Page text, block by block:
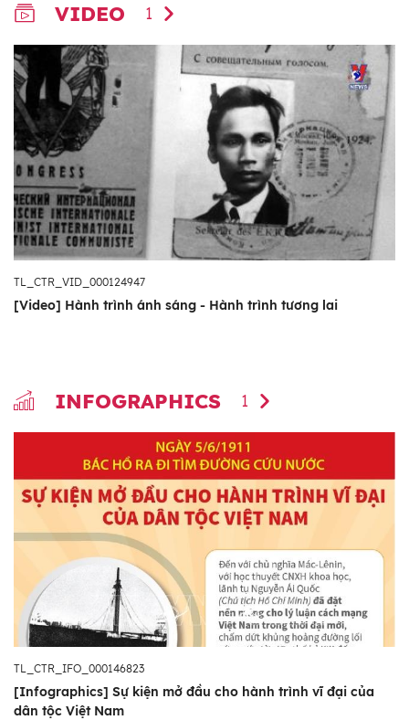
VIDEO 1
TL_CTR_VID_000124947
[Video] Hành trình ánh sáng - Hành trình tương lai
INFOGRAPHICS 1
TL_CTR_IFO_000146823
[Infographics] Sự kiện mở đầu cho hành trình vĩ đại của
dân tộc Việt Nam